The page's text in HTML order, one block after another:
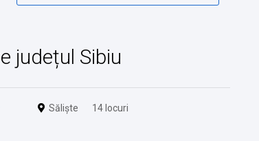
județul Sibiu
Săliște 14 locuri